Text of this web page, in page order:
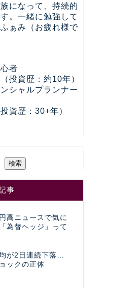
になって、持続的
。一緒に勉強して
ぁみ（お疲れ様で
者
投資歴：約10年）
シャルプランナー
資歴：30+年）
検索
事
高ニュースで気に
為替ヘッジ」って
が2日連続下落…
ックの正体